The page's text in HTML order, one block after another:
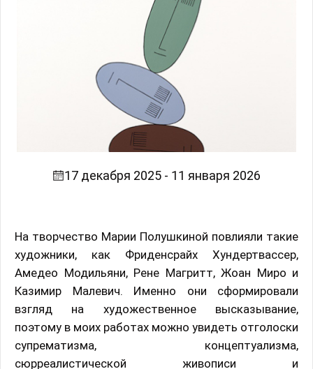
17 декабря 2025 - 11 января 2026
На творчество Марии Полушкиной повлияли такие
художники, как Фриденсрайх Хундертвассер,
Амедео Модильяни, Рене Магритт, Жоан Миро и
Казимир Малевич. Именно они сформировали
взгляд на художественное высказывание,
поэтому в моих работах можно увидеть отголоски
супрематизма, концептуализма,
сюрреалистической живописи и